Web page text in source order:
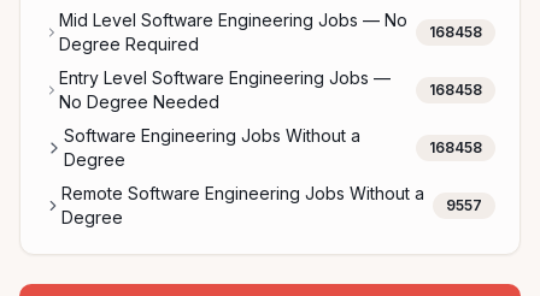
Mid Level Software Engineering Jobs — No
Degree Required
168458
Entry Level Software Engineering Jobs —
No Degree Needed
168458
Software Engineering Jobs Without a
Degree
168458
Remote Software Engineering Jobs Without a
Degree
9557